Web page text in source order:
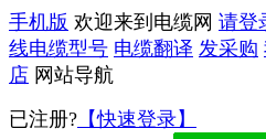
手机版 欢迎来到电缆网 请登
线电缆型号 电缆翻译 发采购
店 网站导航
已注册? 【快速登录】